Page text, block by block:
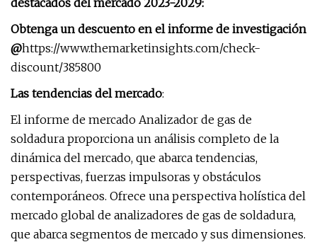
destacados del mercado 2023-2029:
Obtenga un descuento en el informe de investigación
@https://www.themarketinsights.com/check-
discount/385800
Las tendencias del mercado:
El informe de mercado Analizador de gas de
soldadura proporciona un análisis completo de la
dinámica del mercado, que abarca tendencias,
perspectivas, fuerzas impulsoras y obstáculos
contemporáneos. Ofrece una perspectiva holística del
mercado global de analizadores de gas de soldadura,
que abarca segmentos de mercado y sus dimensiones.